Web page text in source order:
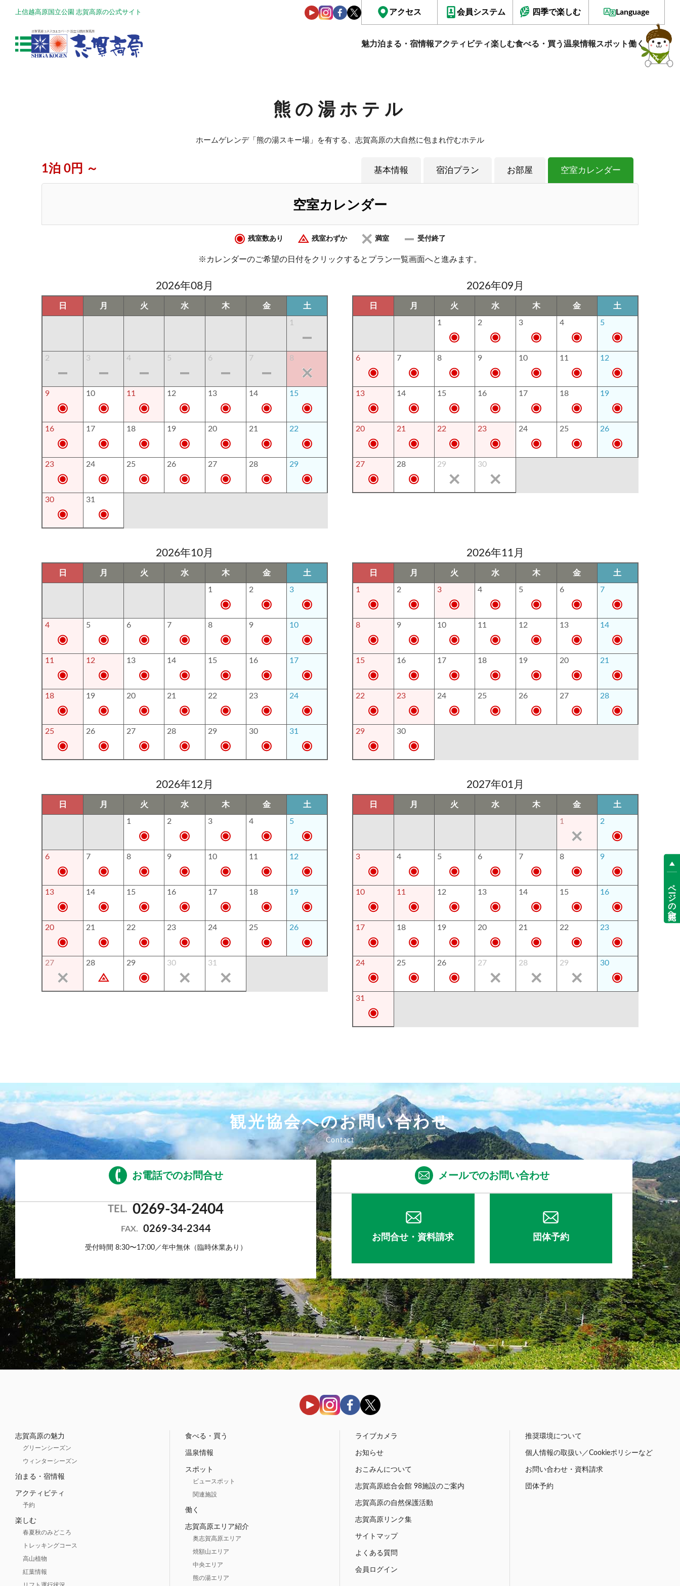
上信越高原国立公園 志賀高原の公式サイト アクセス 会員システム 四季で楽しむ Language
魅力泊まる・宿情報アクティビティ楽しむ食べる・買う温泉情報スポット働く
熊の湯ホテル
ホームゲレンデ「熊の湯スキー場」を有する、志賀高原の大自然に包まれ佇むホテル
1泊 0円 ～ 基本情報 宿泊プラン お部屋 空室カレンダー
空室カレンダー
残室数あり 残室わずか 満室 受付終了
※カレンダーのご希望の日付をクリックするとプラン一覧画面へと進みます。
2026年08月
日 月 火 水 木 金 土
1
2 3 4 5 6 7 8
9 10 11 12 13 14 15
16 17 18 19 20 21 22
23 24 25 26 27 28 29
30 31
2026年09月
日 月 火 水 木 金 土
1 2 3 4 5
6 7 8 9 10 11 12
13 14 15 16 17 18 19
20 21 22 23 24 25 26
27 28 29 30
2026年10月
日 月 火 水 木 金 土
1 2 3
4 5 6 7 8 9 10
11 12 13 14 15 16 17
18 19 20 21 22 23 24
25 26 27 28 29 30 31
2026年11月
日 月 火 水 木 金 土
1 2 3 4 5 6 7
8 9 10 11 12 13 14
15 16 17 18 19 20 21
22 23 24 25 26 27 28
29 30
2026年12月
日 月 火 水 木 金 土
1 2 3 4 5
6 7 8 9 10 11 12
13 14 15 16 17 18 19
20 21 22 23 24 25 26
27 28 29 30 31
2027年01月
日 月 火 水 木 金 土
1 2
3 4 5 6 7 8 9
10 11 12 13 14 15 16
17 18 19 20 21 22 23
24 25 26 27 28 29 30
31
観光協会へのお問い合わせ
お電話でのお問合せ
TEL. 0269-34-2404
FAX. 0269-34-2344
受付時間 8:30〜17:00／年中無休（臨時休業あり）
メールでのお問い合わせ
お問合せ・資料請求 団体予約
志賀高原の魅力
グリーンシーズン
ウィンターシーズン
泊まる・宿情報
アクティビティ
予約
楽しむ
春夏秋のみどころ
トレッキングコース
高山植物
紅葉情報
食べる・買う
温泉情報
スポット
ビュースポット
関連施設
働く
志賀高原エリア紹介
奥志賀高原エリア
焼額山エリア
中央エリア
熊の湯エリア
ライブカメラ
お知らせ
おこみんについて
志賀高原総合会館 98施設のご案内
志賀高原の自然保護活動
志賀高原リンク集
サイトマップ
よくある質問
会員ログイン
推奨環境について
個人情報の取扱い／Cookieポリシーなど
お問い合わせ・資料請求
団体予約
ページの先頭へ